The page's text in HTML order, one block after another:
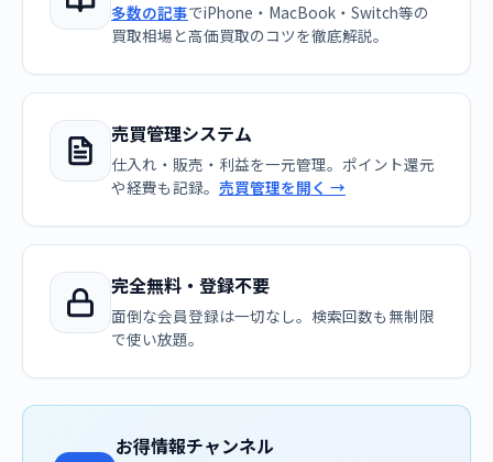
多数の記事でiPhone・MacBook・Switch等の
買取相場と高価買取のコツを徹底解説。
売買管理システム
仕入れ・販売・利益を一元管理。ポイント還元
や経費も記録。 売買管理を開く →
完全無料・登録不要
面倒な会員登録は一切なし。検索回数も無制限
で使い放題。
お得情報チャンネル